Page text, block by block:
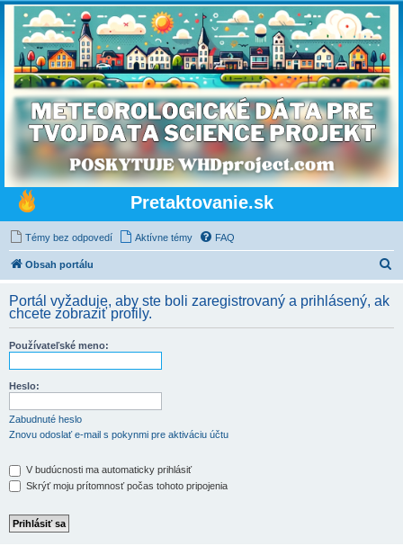
Pretaktovanie.sk
Témy bez odpovedí Aktívne témy FAQ
Obsah portálu
d
Portál vyžaduje, aby ste boli zaregistrovaný a prihlásený, ak
chcete zobraziť profily.
Používateľské meno:
Heslo:
Zabudnuté heslo
Znovu odoslať e-mail s pokynmi pre aktiváciu účtu
V budúcnosti ma automaticky prihlásiť
Skrýť moju prítomnosť počas tohoto pripojenia